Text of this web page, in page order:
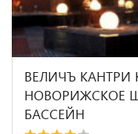
ВЕЛИЧЪ
НОВОРИЖСКОЕ
БАССЕЙН